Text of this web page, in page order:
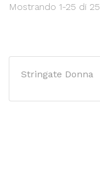
Mostrando 1-25 di
Stringate Donna